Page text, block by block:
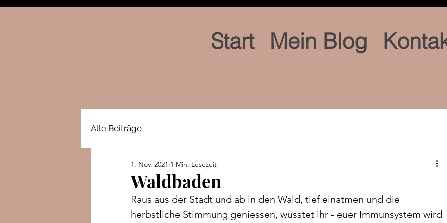
Start Mein Blog
Alle Beiträge
Waldbaden
1. Nov. 2021 1 Min. Lesezeit
Raus aus der Stadt und ab in den Wald, tief einatmen und die
herbstliche Stimmung geniessen, wusstet ihr - euer Immunsystem wird